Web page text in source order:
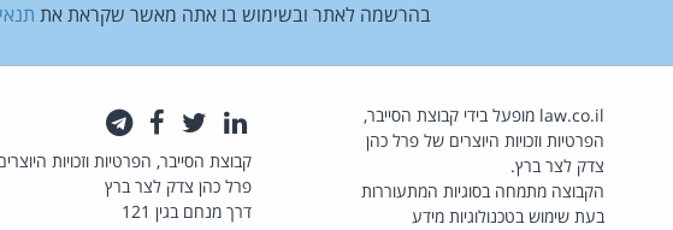
בהרשמה לאתר ובשימוש בו אתה מאשר שקראת את
law.co.il מופעל בידי קבוצת הסייבר,
הפרטיות וזכויות היוצרים של פרל כהן
צדק לצר ברץ.
הקבוצה מתמחה בסוגיות המתעוררות
בעת שימוש בטכנולוגיות מידע
לינקדאין
טוויטרפייסבוק
קבוצת הסייבר, הפרטיות וזכויות
פרל כהן צדק לצר ברץ
דרך מנחם בגין 121